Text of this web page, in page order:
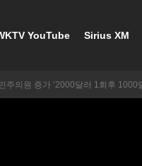
YouTube Sirius XM
주의원 증가 ‘2000달러 1회후 1000